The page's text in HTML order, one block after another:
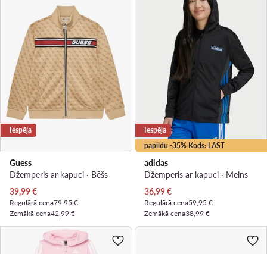
Iespēja
Guess
Džemperis ar kapuci · Bēšs
Pašreizējā cena
39,99€
Regulārā cena79,95 €
Zemākā cena42,99 €
papildu -35% Kods: LAST
Iespēja
adidas
Džemperis ar kapuci · Melns
Pašreizējā cena
36,99€
Regulārā cena59,95 €
Zemākā cena38,99 €